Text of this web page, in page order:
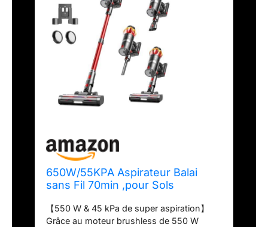
650W/55KPA Aspirateur Balai
sans Fil 70min ,pour Sols
【550 W & 45 kPa de super aspiration】
Grâce au moteur brushless de 550 W